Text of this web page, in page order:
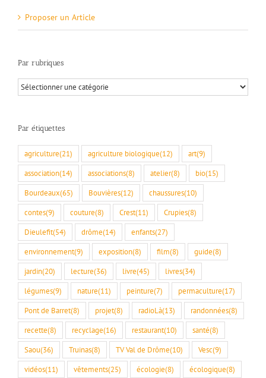
Proposer un Article
Par rubriques
Par
rubriques
Par étiquettes
agriculture(21) agriculture biologique(12) art(9)
association(14) associations(8) atelier(8) bio(15)
Bourdeaux(65) Bouvières(12) chaussures(10)
contes(9) couture(8) Crest(11) Crupies(8)
Dieulefit(54) drôme(14) enfants(27)
environnement(9) exposition(8) film(8) guide(8)
jardin(20) lecture(36) livre(45) livres(34)
légumes(9) nature(11) peinture(7) permaculture(17)
Pont de Barret(8) projet(8) radioLà(13) randonnées(8)
recette(8) recyclage(16) restaurant(10) santé(8)
Saou(36) Truinas(8) TV Val de Drôme(10) Vesc(9)
vidéos(11) vêtements(25) écologie(8) écologique(8)